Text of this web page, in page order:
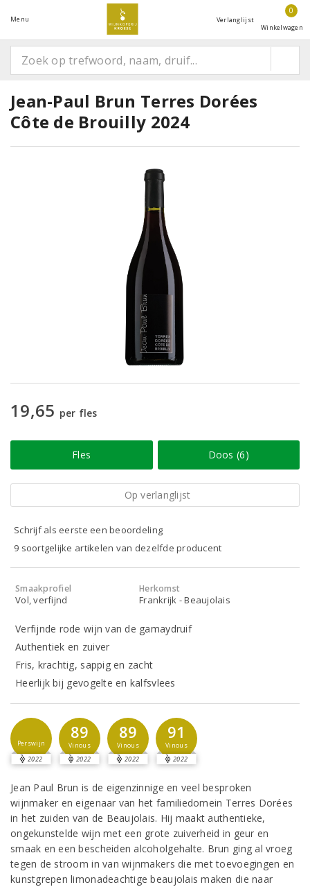
Menu Verlanglijst
0
Winkelwagen
Jean-Paul Brun Terres Dorées
Côte de Brouilly 2024
19,65 per fles
Fles Doos (6)
Op verlanglijst
Schrijf als eerste een beoordeling
9 soortgelijke artikelen van dezelfde producent
Smaakprofiel
Vol, verfijnd
Herkomst
Frankrijk - Beaujolais
Verfijnde rode wijn van de gamaydruif
Authentiek en zuiver
Fris, krachtig, sappig en zacht
Heerlijk bij gevogelte en kalfsvlees
Perswijn
2022
89
Vinous
2022
89
Vinous
2022
91
Vinous
2022
Jean Paul Brun is de eigenzinnige en veel besproken
wijnmaker en eigenaar van het familiedomein Terres Dorées
in het zuiden van de Beaujolais. Hij maakt authentieke,
ongekunstelde wijn met een grote zuiverheid in geur en
smaak en een bescheiden alcoholgehalte. Brun ging al vroeg
tegen de stroom in van wijnmakers die met toevoegingen en
kunstgrepen limonadeachtige beaujolais maken die naar